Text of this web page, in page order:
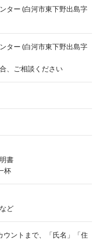
ター (白河市東下野出島字
ター (白河市東下野出島字
、ご相談ください
書
杯
ど
ウントまで、「氏名」「住